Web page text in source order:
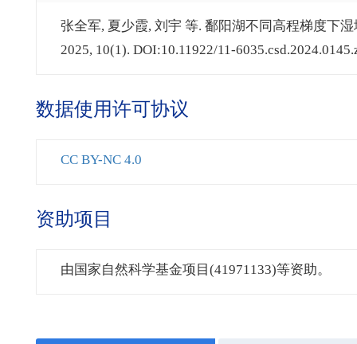
张全军, 夏少霞, 刘宇 等. 鄱阳湖不同高程梯度下
2025, 10(1). DOI:10.11922/11-
数据使用许可协议
CC BY-NC 4.0
资助项目
由国家自然科学基金项目(41971133)等资助。